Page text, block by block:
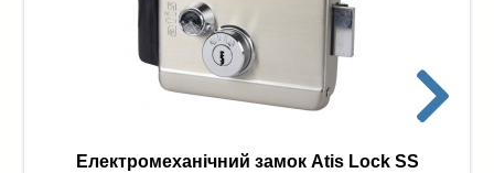
Електромеханічний замок Atis Lock SS